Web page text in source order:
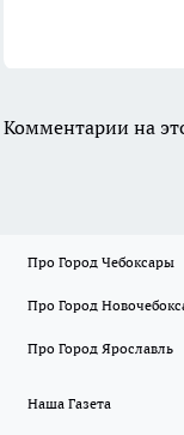
Комментарии на
Про Город Чебоксары
Про Город
Про Город Ярославль
Наша Газета